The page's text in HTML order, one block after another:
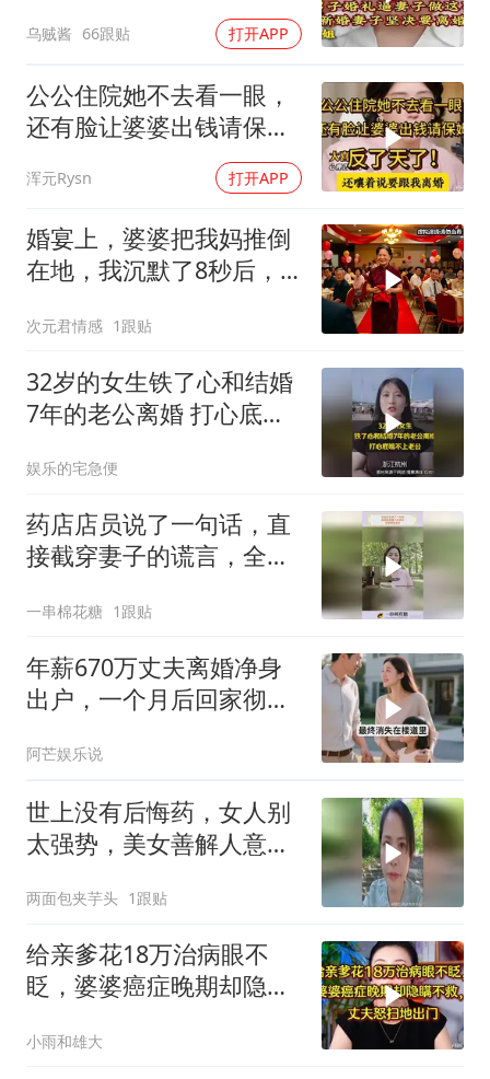
乌贼酱 66跟贴 打开APP
公公住院她不去看一眼，
还有脸让婆婆出钱请保
浑元Rysn 打开APP
婚宴上，婆婆把我妈推倒
在地，我沉默了8秒后，
次元君情感 1跟贴
32岁的女生铁了心和结婚
7年的老公离婚 打心底看
娱乐的宅急便
药店店员说了一句话，直
接截穿妻子的谎言，全程
一串棉花糖 1跟贴
年薪670万丈夫离婚净身
出户，一个月后回家彻底
阿芒娱乐说
世上没有后悔药，女人别
太强势，美女善解人意，
两面包夹芋头 1跟贴
给亲爹花18万治病眼不
眨，婆婆癌症晚期却隐瞒
小雨和雄大